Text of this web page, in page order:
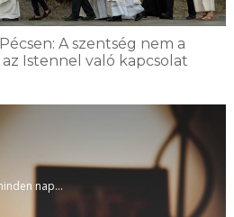
A szentség nem a
Istennel való kapcsolat
nap...